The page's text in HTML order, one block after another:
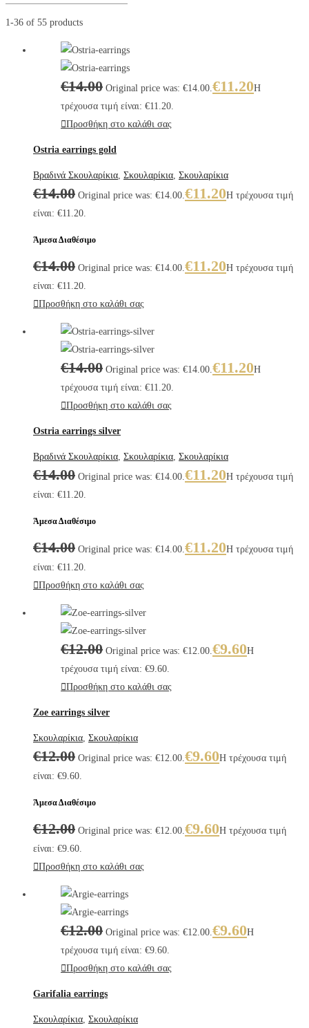
1-36 of 55 products
€14.00 Original price was: €14.00.€11.20Η
τρέχουσα τιμή είναι: €11.20.
Προσθήκη στο καλάθι σας
Ostria earrings gold
Βραδινά Σκουλαρίκια, Σκουλαρίκια, Σκουλαρίκια
€14.00 Original price was: €14.00.€11.20Η τρέχουσα τιμή
είναι: €11.20.
Άμεσα Διαθέσιμο
€14.00 Original price was: €14.00.€11.20Η τρέχουσα τιμή
είναι: €11.20.
Προσθήκη στο καλάθι σας
€14.00 Original price was: €14.00.€11.20Η
τρέχουσα τιμή είναι: €11.20.
Προσθήκη στο καλάθι σας
Ostria earrings silver
Βραδινά Σκουλαρίκια, Σκουλαρίκια, Σκουλαρίκια
€14.00 Original price was: €14.00.€11.20Η τρέχουσα τιμή
είναι: €11.20.
Άμεσα Διαθέσιμο
€14.00 Original price was: €14.00.€11.20Η τρέχουσα τιμή
είναι: €11.20.
Προσθήκη στο καλάθι σας
€12.00 Original price was: €12.00.€9.60Η
τρέχουσα τιμή είναι: €9.60.
Προσθήκη στο καλάθι σας
Zoe earrings silver
Σκουλαρίκια, Σκουλαρίκια
€12.00 Original price was: €12.00.€9.60Η τρέχουσα τιμή
είναι: €9.60.
Άμεσα Διαθέσιμο
€12.00 Original price was: €12.00.€9.60Η τρέχουσα τιμή
είναι: €9.60.
Προσθήκη στο καλάθι σας
€12.00 Original price was: €12.00.€9.60Η
τρέχουσα τιμή είναι: €9.60.
Προσθήκη στο καλάθι σας
Garifalia earrings
Σκουλαρίκια, Σκουλαρίκια